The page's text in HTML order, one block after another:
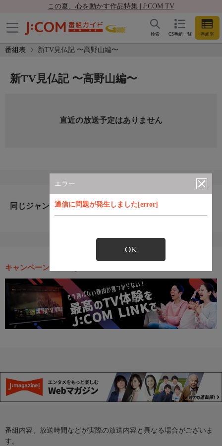
この夏、心を動かす作品特集 | J:COM TV
CS番組一覧 番組表
検索
番組表 新TV見仏記 〜高野山編〜
エラー
通信に問題が発生しました[error]
OK
新TV見仏記 〜高野山編〜
直近の放送予定はありません
同じジャンルのおすすめ番組
キャンペーン・お得な情報
番組内容、放送時間などが実際の放送内容と異なる場合がございま
す。